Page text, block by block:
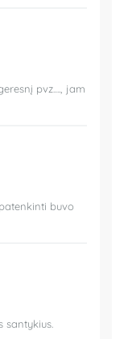
pvz…., jam
buvo
santykius.